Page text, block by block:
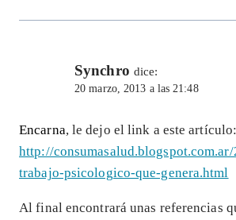
Synchro dice:
20 marzo, 2013 a las 21:48
Encarna, le dejo el link a este artículo:
http://
trabajo-psicologico-que-genera.html
Al final encontrará unas referencias